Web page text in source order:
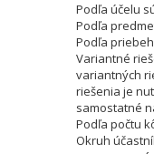
Podľa účelu
Podľa
Podľa
Variantné
variantných
riešenia je
samostatné
Podľa počtu
Okruh